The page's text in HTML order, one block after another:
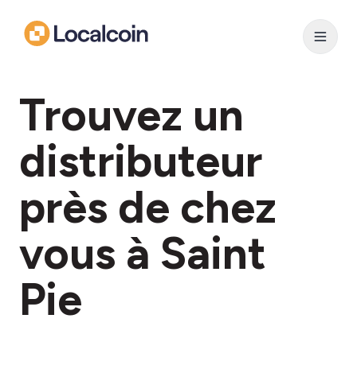
Trouvez un
distributeur
près de chez
vous à Saint
Pie